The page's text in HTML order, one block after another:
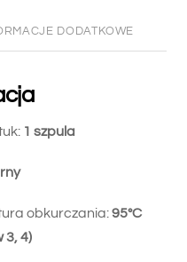
DODATKOWE
1 szpula
obkurczania:95°C
3, 4)